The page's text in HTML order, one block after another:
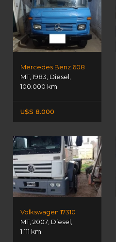
Mercedes Benz 608
MT,1983, Diesel,
100.000 km.
U$S 8.000
Volkswagen 17310
MT,2007, Diesel,
1.111 km.